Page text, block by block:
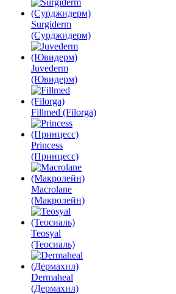
Surgiderm
(Сурджидерм)
Juvederm
(Ювидерм)
Fillmed (Filorga)
Princess
(Принцесс)
Macrolane
(Макролейн)
Teosyal
(Теосиаль)
Dermaheal
(Дермахил)